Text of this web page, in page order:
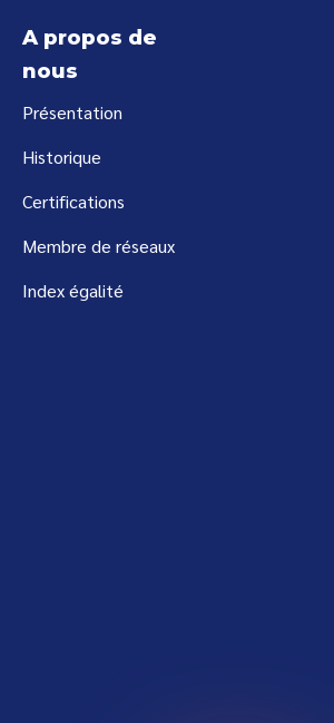
A propos de
nous
Présentation
Historique
Certifications
Membre de réseaux
Index égalité